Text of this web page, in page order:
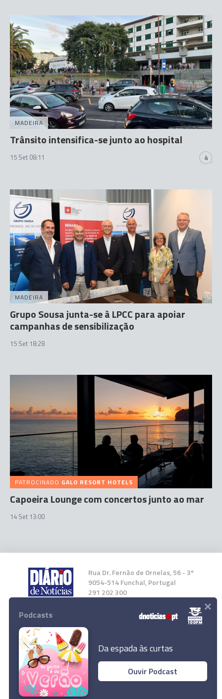
MADEIRA
Trânsito intensifica-se junto ao hospital
15 Set 08:11 4
MADEIRA
Grupo Sousa junta-se à LPCC para apoiar
campanhas de sensibilização
15 Set 18:28
PATROCINADO GALO RESORT HOTELS
Capoeira Lounge com concertos junto ao mar
14 Set 13:00
Rua Dr. Fernão de Ornelas, 56 - 3º
9054-514 Funchal, Portugal
291 202 300
Instale a nossa App
© 2023 Empresa Diário de Notícias, Lda.
Todos os direitos reservados.
Podcasts
Da espada às curtas
Ouvir Podcast
×